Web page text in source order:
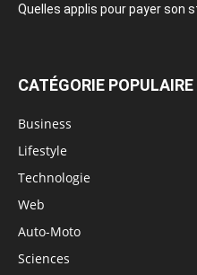
Quelles applis pour payer son
CATÉGORIE POPULAIRE
Business
Lifestyle
Technologie
Web
Auto-Moto
Sciences